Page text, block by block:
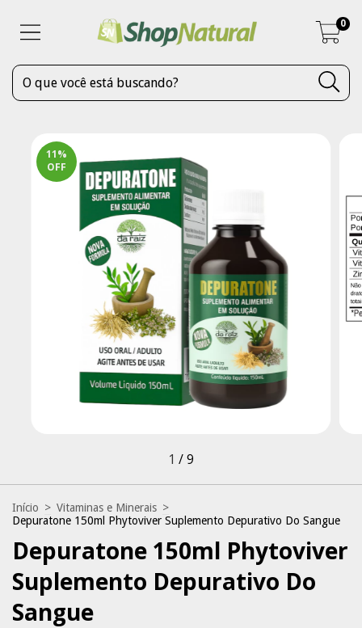
0
11 %
OFF
1 /9
Início > Vitaminas e Minerais >
Depuratone 150ml Phytoviver Suplemento Depurativo Do Sangue
Depuratone 150ml Phytoviver
Suplemento Depurativo Do
Sangue